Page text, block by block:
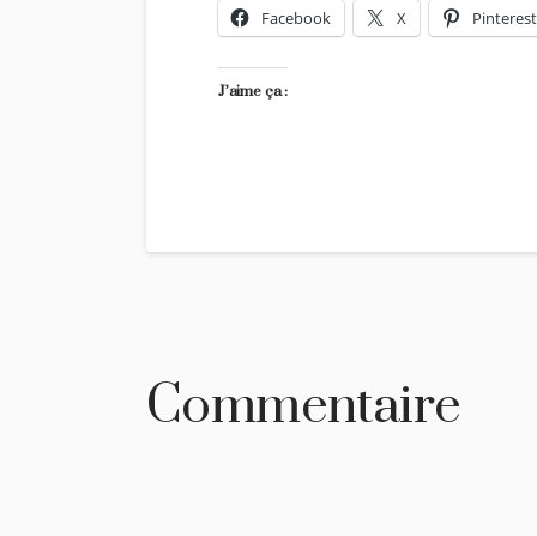
Facebook X Pinterest
J’aime ça :
Commentaire